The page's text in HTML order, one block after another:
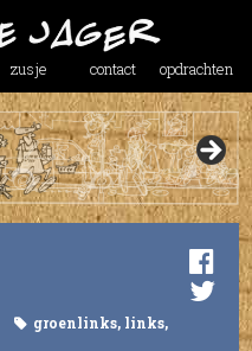
zusje contact opdrachten
groenlinks, links,